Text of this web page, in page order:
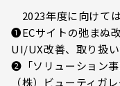
2023年度に向けては
❶ECサイトの弛まぬ
UI/UX改善、取り扱
➋「ソリューション
（株）ビューティガ